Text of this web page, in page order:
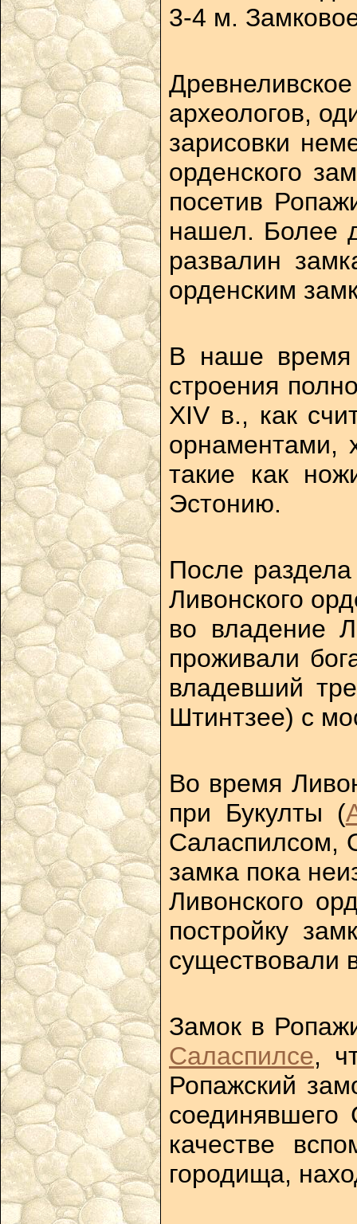
3-4 м.
археологов,
зарисовки
орденского
посетив
нашел. Более
развалин
орденским
В наше время
строения
XIV в., как
орнаментами,
такие как
Эстонию.
После
Ливонского
во владение
проживали
владевший
Штинтзее) с
Во время
при Букулты (
Саласпилсом,
замка пока
Ливонского
постройку
существовали
Замок в
Саласпилсе,
Ропажский
качестве
городища,